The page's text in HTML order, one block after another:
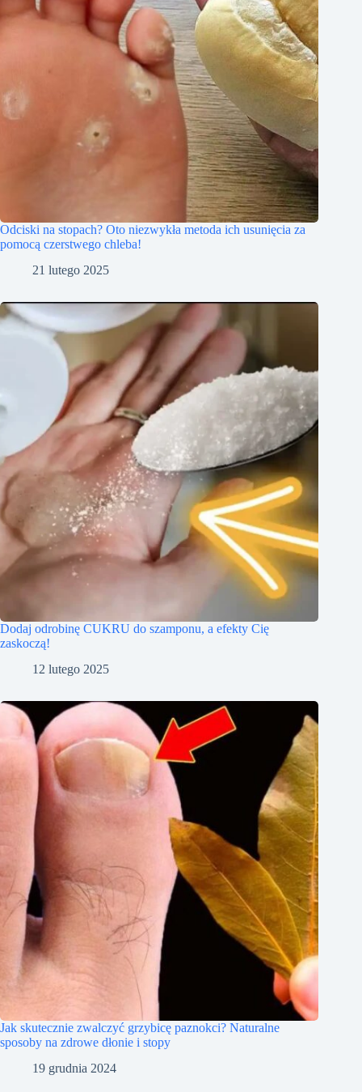
Odciski na stopach? Oto niezwykła metoda ich usunięcia za
pomocą czerstwego chleba!
21 lutego 2025
Dodaj odrobinę CUKRU do szamponu, a efekty Cię
zaskoczą!
12 lutego 2025
Jak skutecznie zwalczyć grzybicę paznokci? Naturalne
sposoby na zdrowe dłonie i stopy
19 grudnia 2024